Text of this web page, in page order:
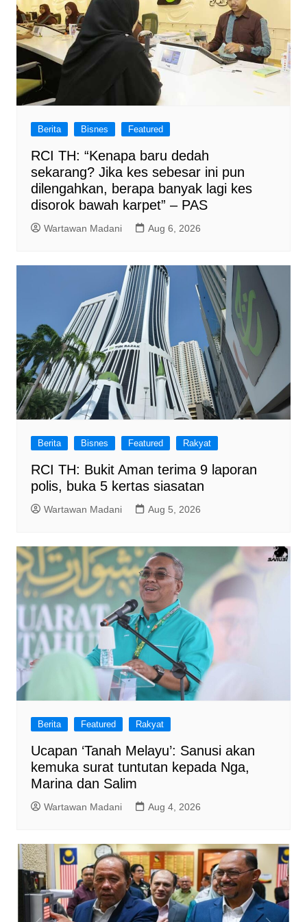
Berita Bisnes Featured
RCI TH: “Kenapa baru dedah
sekarang? Jika kes sebesar ini pun
dilengahkan, berapa banyak lagi kes
disorok bawah karpet” – PAS
Wartawan Madani Aug 6, 2026
Berita Bisnes Featured Rakyat
RCI TH: Bukit Aman terima 9 laporan
polis, buka 5 kertas siasatan
Wartawan Madani Aug 5, 2026
Berita Featured Rakyat
Ucapan ‘Tanah Melayu’: Sanusi akan
kemuka surat tuntutan kepada Nga,
Marina dan Salim
Wartawan Madani Aug 4, 2026